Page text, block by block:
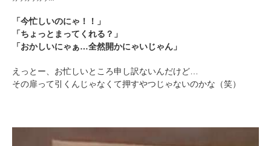
「今忙しいのにゃ！！」
「ちょっとまってくれる？」
「おかしいにゃぁ…全然開かにゃいじゃん」
えっとー、お忙しいところ申し訳ないんだけど…
その扉って引くんじゃなくて押すやつじゃないのかな（笑）
アプリをダウンロードする